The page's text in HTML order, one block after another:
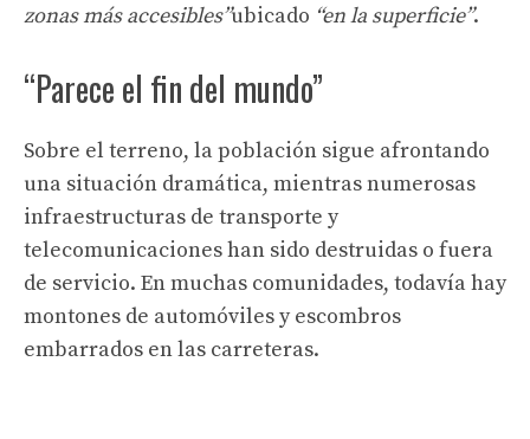
zonas más accesibles”ubicado “en la superficie”.
“Parece el fin del mundo”
Sobre el terreno, la población sigue afrontando
una situación dramática, mientras numerosas
infraestructuras de transporte y
telecomunicaciones han sido destruidas o fuera
de servicio. En muchas comunidades, todavía hay
montones de automóviles y escombros
embarrados en las carreteras.